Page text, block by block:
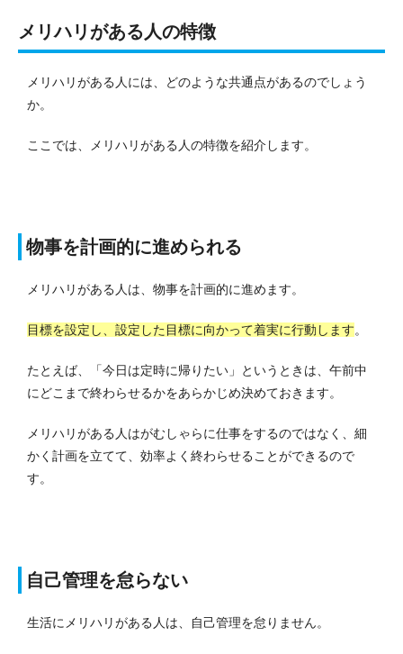
メリハリがある人の特徴
メリハリがある人には、どのような共通点があるのでしょう
か。
ここでは、メリハリがある人の特徴を紹介します。
物事を計画的に進められる
メリハリがある人は、物事を計画的に進めます。
目標を設定し、設定した目標に向かって着実に行動します。
たとえば、「今日は定時に帰りたい」というときは、午前中
にどこまで終わらせるかをあらかじめ決めておきます。
メリハリがある人はがむしゃらに仕事をするのではなく、細
かく計画を立てて、効率よく終わらせることができるので
す。
自己管理を怠らない
生活にメリハリがある人は、自己管理を怠りません。